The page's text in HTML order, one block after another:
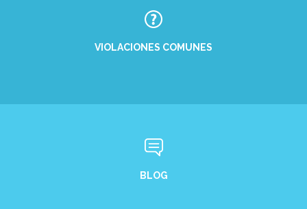
VIOLACIONES COMUNES
BLOG